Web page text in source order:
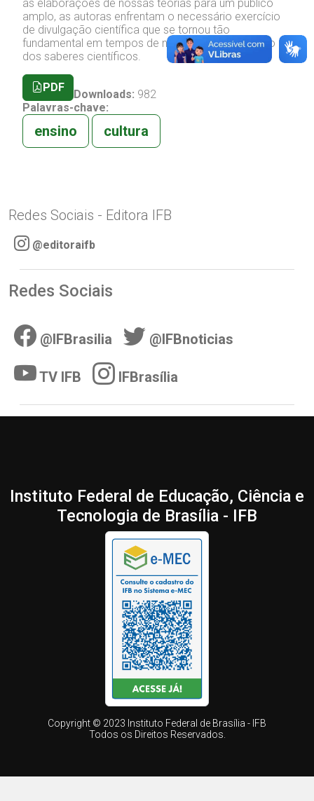
as elaborações de nossas teorias para um público
amplo, as autoras enfrentam o necessário exercício
de divulgação científica que se tornou tão
fundamental em tempos de negação e deturpação
dos saberes científicos.
PDF
Downloads: 982
Palavras-chave:
ensino cultura
Redes Sociais - Editora IFB
@editoraifb
Redes Sociais
@IFBrasilia @IFBnoticias
TV IFB IFBrasília
Instituto Federal de Educação, Ciência e
Tecnologia de Brasília - IFB
Copyright © 2023 Instituto Federal de Brasília - IFB
Todos os Direitos Reservados.